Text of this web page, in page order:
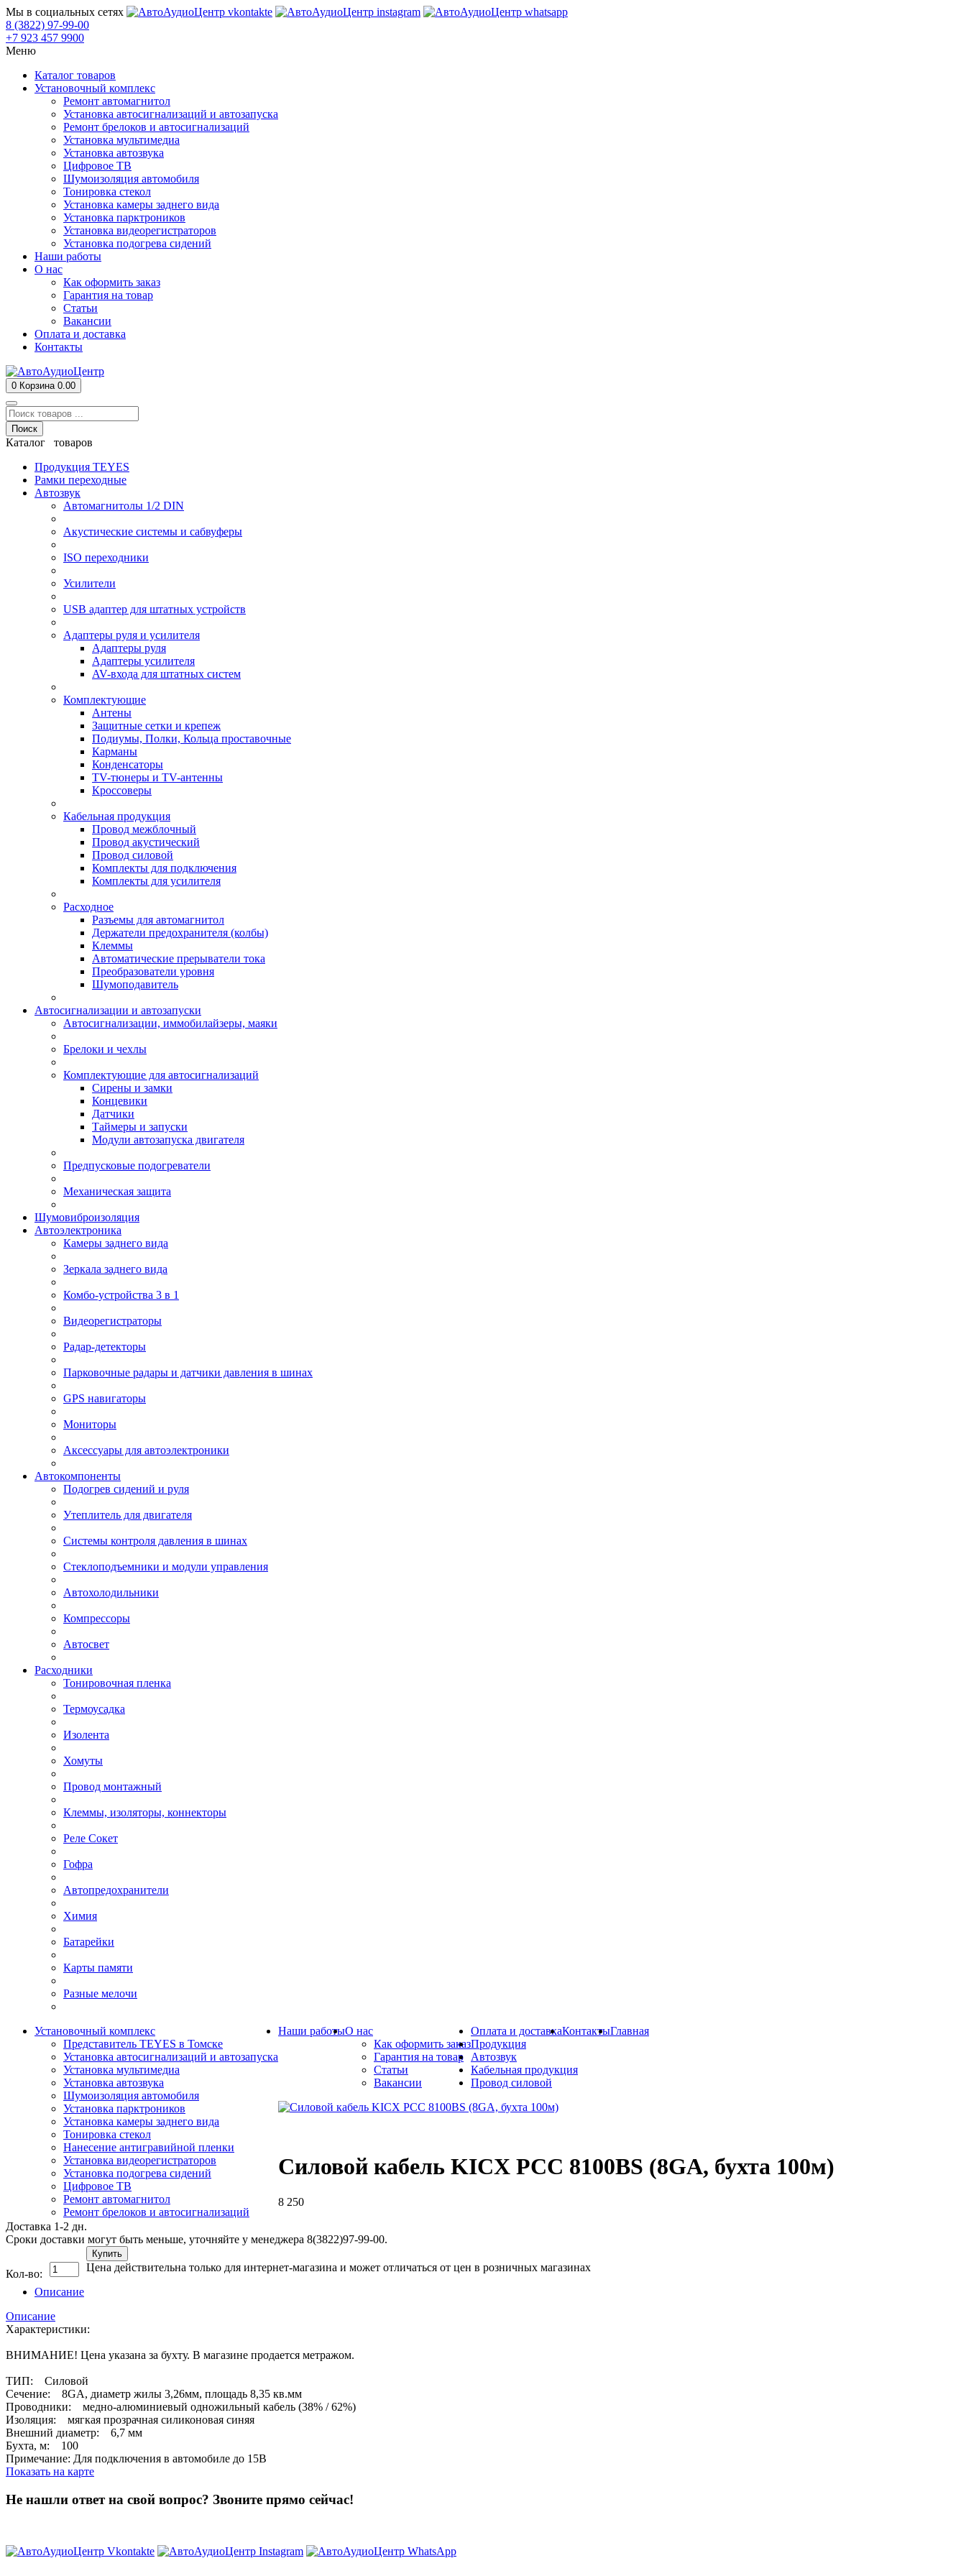
Мы в социальных сетях
8 (3822) 97-99-00
+7 923 457 9900
Меню
Каталог товаров
Установочный комплекс
Ремонт автомагнитол
Установка автосигнализаций и автозапуска
Ремонт брелоков и автосигнализаций
Установка мультимедиа
Установка автозвука
Цифровое ТВ
Шумоизоляция автомобиля
Тонировка стекол
Установка камеры заднего вида
Установка парктроников
Установка видеорегистраторов
Установка подогрева сидений
Наши работы
О нас
Как оформить заказ
Гарантия на товар
Статьи
Вакансии
Оплата и доставка
Контакты
0 Корзина 0.00
Поиск
Каталог товаров
Продукция TEYES
Рамки переходные
Автозвук
Автомагнитолы 1/2 DIN
Акустические системы и сабвуферы
ISO переходники
Усилители
USB адаптер для штатных устройств
Адаптеры руля и усилителя
Адаптеры руля
Адаптеры усилителя
AV-входа для штатных систем
Комплектующие
Антены
Защитные сетки и крепеж
Подиумы, Полки, Кольца проставочные
Карманы
Конденсаторы
TV-тюнеры и TV-антенны
Кроссоверы
Кабельная продукция
Провод межблочный
Провод акустический
Провод силовой
Комплекты для подключения
Комплекты для усилителя
Расходное
Разъемы для автомагнитол
Держатели предохранителя (колбы)
Клеммы
Автоматические прерыватели тока
Преобразователи уровня
Шумоподавитель
Автосигнализации и автозапуски
Автосигнализации, иммобилайзеры, маяки
Брелоки и чехлы
Комплектующие для автосигнализаций
Сирены и замки
Концевики
Датчики
Таймеры и запуски
Модули автозапуска двигателя
Предпусковые подогреватели
Механическая защита
Шумовиброизоляция
Автоэлектроника
Камеры заднего вида
Зеркала заднего вида
Комбо-устройства 3 в 1
Видеорегистраторы
Радар-детекторы
Парковочные радары и датчики давления в шинах
GPS навигаторы
Мониторы
Аксессуары для автоэлектроники
Автокомпоненты
Подогрев сидений и руля
Утеплитель для двигателя
Системы контроля давления в шинах
Стеклоподъемники и модули управления
Автохолодильники
Компрессоры
Автосвет
Расходники
Тонировочная пленка
Термоусадка
Изолента
Хомуты
Провод монтажный
Клеммы, изоляторы, коннекторы
Реле Сокет
Гофра
Автопредохранители
Химия
Батарейки
Карты памяти
Разные мелочи
Установочный комплекс
Представитель TEYES в Томске
Установка автосигнализаций и автозапуска
Установка мультимедиа
Установка автозвука
Шумоизоляция автомобиля
Установка парктроников
Установка камеры заднего вида
Тонировка стекол
Нанесение антигравийной пленки
Установка видеорегистраторов
Установка подогрева сидений
Цифровое ТВ
Ремонт автомагнитол
Ремонт брелоков и автосигнализаций
Наши работыО нас
Как оформить заказ
Гарантия на товар
Статьи
Вакансии
Оплата и доставкаКонтактыГлавная
Продукция
Автозвук
Кабельная продукция
Провод силовой
Силовой кабель KICX PCC 8100BS (8GA, бухта 100м)
8 250
Доставка 1-2 дн.
Сроки доставки могут быть меньше, уточняйте у менеджера 8(3822)97-99-00.
Кол-во:
Купить
Цена действительна только для интернет-магазина и может отличаться от цен в розничных магазинах
Описание
Описание
Характеристики:
ВНИМАНИЕ! Цена указана за бухту. В магазине продается метражом.
ТИП: Силовой
Сечение: 8GA, диаметр жилы 3,26мм, площадь 8,35 кв.мм
Проводники: медно-алюминиевый одножильный кабель (38% / 62%)
Изоляция: мягкая прозрачная силиконовая синяя
Внешний диаметр: 6,7 мм
Бухта, м: 100
Примечание: Для подключения в автомобиле до 15В
Показать на карте
Не нашли ответ на свой вопрос? Звоните прямо сейчас!